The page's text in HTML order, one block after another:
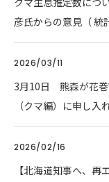
彦氏からの意見（ 統
2026/03/11
3月10日 熊森が花巻
（クマ編）に申し入
2026/02/16
【北海道知事へ、